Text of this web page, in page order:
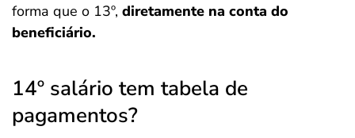
forma que o 13º, diretamente na conta do
beneficiário.
14º salário tem tabela de
pagamentos?